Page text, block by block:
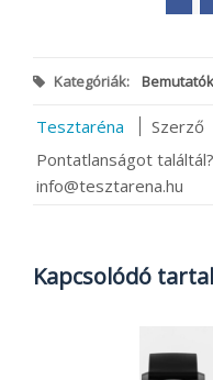
Kategóriák: Bemutatók
Tesztaréna
Szerző
Pontatlanságot
info@tesztarena.hu
Kapcsolódó